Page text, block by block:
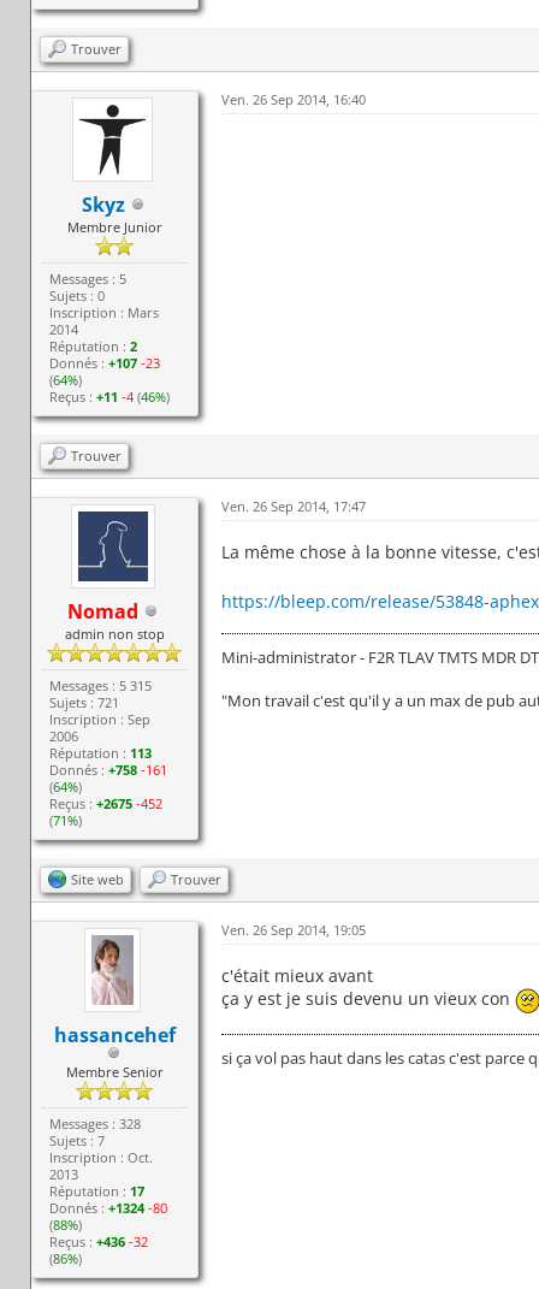
Trouver
Skyz
Membre Junior
Messages : 5
Sujets : 0
Inscription : Mars
2014
Réputation :2
Donnés :+107 -23
(64%)
Reçus :+11 -4 (46%)
Ven. 26 Sep 2014, 16:40
Trouver
Nomad
admin non stop
Messages : 5 315
Sujets : 721
Inscription : Sep
2006
Réputation : 113
Donnés :+758 -161
(64%)
Reçus :+2675 -452
(71%)
Ven. 26 Sep 2014, 17:47
La même chose à la bonne vitesse,
https://bleep.com/release/53848-
Mini-administrator - F2R TLAV TMTS MDR
"Mon travail c'est qu'il y a un max de pub
Site web Trouver
hassancehef
Membre Senior
Messages : 328
Sujets : 7
Inscription : Oct.
2013
Réputation : 17
Donnés :+1324 -80
(88%)
Reçus :+436 -32
(86%)
Ven. 26 Sep 2014, 19:05
c'était mieux avant
ça y est je suis devenu un vieux con
si ça vol pas haut dans les catas c'est parce